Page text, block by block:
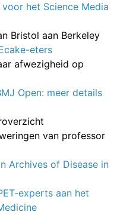
het Science Media
Bristol aan Berkeley
eters
afwezigheid op
Open: meer details
van professor
Archives of Disease in
experts aan het